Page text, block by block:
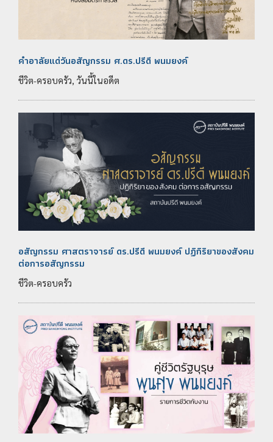
คำอาลัยแด่วันอสัญกรรม ศ.ดร.ปรีดี พนมยงค์
ชีวิต-ครอบครัว, วันนี้ในอดีต
อสัญกรรม ศาสตราจารย์ ดร.ปรีดี พนมยงค์ ปฏิกิริยาของสังคม
ต่อการอสัญกรรม
ชีวิต-ครอบครัว